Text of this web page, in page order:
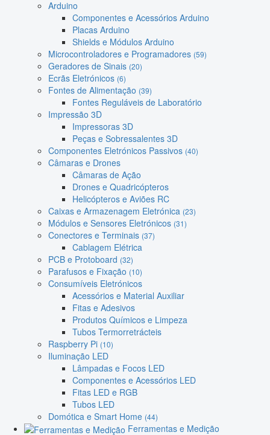
Arduino
Componentes e Acessórios Arduino
Placas Arduino
Shields e Módulos Arduino
Microcontroladores e Programadores (59)
Geradores de Sinais (20)
Ecrãs Eletrónicos (6)
Fontes de Alimentação (39)
Fontes Reguláveis de Laboratório
Impressão 3D
Impressoras 3D
Peças e Sobressalentes 3D
Componentes Eletrónicos Passivos (40)
Câmaras e Drones
Câmaras de Ação
Drones e Quadricópteros
Helicópteros e Aviões RC
Caixas e Armazenagem Eletrónica (23)
Módulos e Sensores Eletrónicos (31)
Conectores e Terminais (37)
Cablagem Elétrica
PCB e Protoboard (32)
Parafusos e Fixação (10)
Consumíveis Eletrónicos
Acessórios e Material Auxiliar
Fitas e Adesivos
Produtos Químicos e Limpeza
Tubos Termorretrácteis
Raspberry Pi (10)
Iluminação LED
Lâmpadas e Focos LED
Componentes e Acessórios LED
Fitas LED e RGB
Tubos LED
Domótica e Smart Home (44)
Ferramentas e Medição